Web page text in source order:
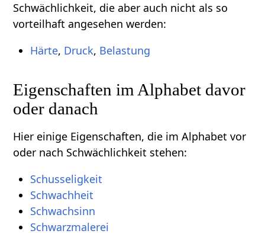
Schwächlichkeit, die aber auch nicht als so
vorteilhaft angesehen werden:
Härte, Druck, Belastung
Eigenschaften im Alphabet davor
oder danach
Hier einige Eigenschaften, die im Alphabet vor
oder nach Schwächlichkeit stehen:
Schusseligkeit
Schwachheit
Schwachsinn
Schwarzmalerei